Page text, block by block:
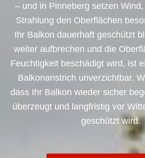
– und in Pinneberg setzen
Strahlung den Oberflächen
Ihr Balkon dauerhaft geschützt
weiter aufbrechen und die
Feuchtigkeit beschädigt wird, ist
Balkonanstrich unverzichtbar.
dass Ihr Balkon wieder sicher
überzeugt und langfristig vor
geschützt wird.